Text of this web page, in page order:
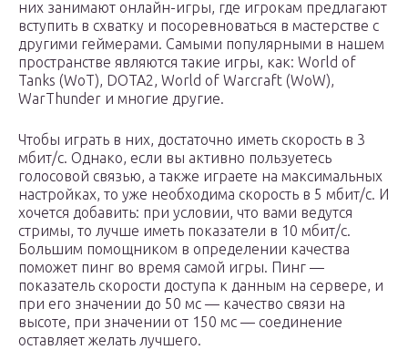
них занимают онлайн-игры, где игрокам предлагают
вступить в схватку и посоревноваться в мастерстве с
другими геймерами. Самыми популярными в нашем
пространстве являются такие игры, как: World of
Tanks (WoT), DOTA2, World of Warcraft (WoW),
WarThunder и многие другие.
Чтобы играть в них, достаточно иметь скорость в 3
мбит/с. Однако, если вы активно пользуетесь
голосовой связью, а также играете на максимальных
настройках, то уже необходима скорость в 5 мбит/с. И
хочется добавить: при условии, что вами ведутся
стримы, то лучше иметь показатели в 10 мбит/с.
Большим помощником в определении качества
поможет пинг во время самой игры. Пинг —
показатель скорости доступа к данным на сервере, и
при его значении до 50 мс — качество связи на
высоте, при значении от 150 мс — соединение
оставляет желать лучшего.